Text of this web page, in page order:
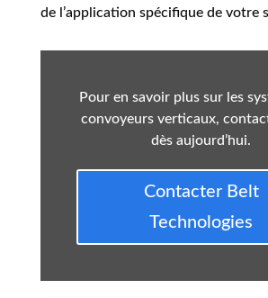
de l’application spécifique de votre
Pour en savoir plus sur les
convoyeurs verticaux,
dès aujourd’hui.
Contacter Belt
Technologies